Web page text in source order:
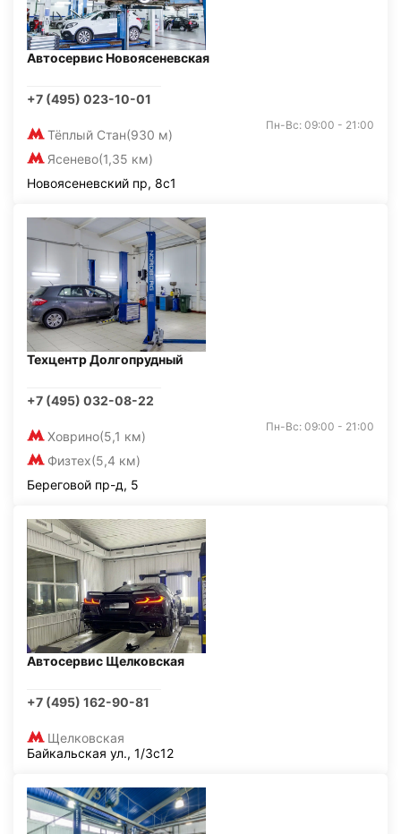
Автосервис Новоясеневская
+7 (495) 023-10-01
Тёплый Стан(930 м)
Ясенево(1,35 км)
Пн-Вс: 09:00 - 21:00
Новоясеневский пр, 8с1
Техцентр Долгопрудный
+7 (495) 032-08-22
Ховрино(5,1 км)
Физтех(5,4 км)
Пн-Вс: 09:00 - 21:00
Береговой пр-д, 5
Автосервис Щелковская
+7 (495) 162-90-81
Щелковская
Байкальская ул., 1/3с12